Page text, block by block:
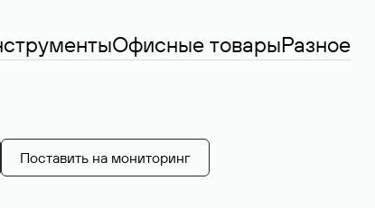
Офисные товарыРазное
Поставить на мониторинг